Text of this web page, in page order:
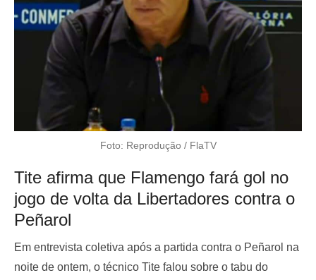
Foto: Reprodução / FlaTV
Tite afirma que Flamengo fará gol no
jogo de volta da Libertadores contra o
Peñarol
Em entrevista coletiva após a partida contra o Peñarol na
noite de ontem, o técnico Tite falou sobre o tabu do